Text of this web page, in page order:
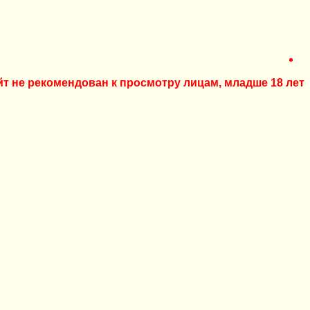
не рекомендован к просмотру лицам, младше 18 лет